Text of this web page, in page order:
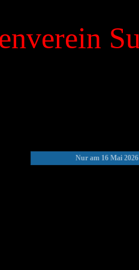
Nur am 16 Mai 2026